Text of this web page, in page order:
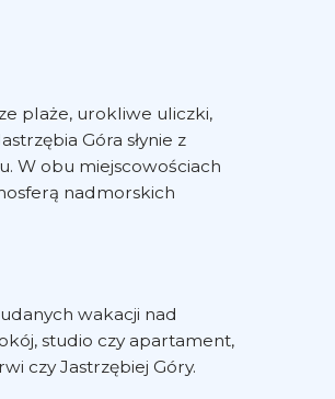
plaże, urokliwe uliczki,
Góra słynie z
W obu miejscowościach
nadmorskich
wakacji nad
studio czy apartament,
czy Jastrzębiej Góry.